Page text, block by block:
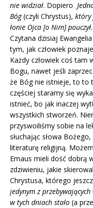
nie widział. Dopiero
Bóg(czyli Chrystus), który
łonie Ojca [o Nim] pouczył.
Czytana dzisiaj
tym, jak człowiek
Każdy człowiek coś tam
Bogu, nawet jeśli
że Bóg nie istnieje, to to
częściej staramy się
istnieć, bo jak inaczej
wszystkich stworzeń.
przyswoiliśmy sobie na
słuchając słowa
literaturę religijną.
Emaus mieli dość dobrą
zdziwieniu, jakie
Chrystusa, którego
jedynym z
w tych dniach stało (a